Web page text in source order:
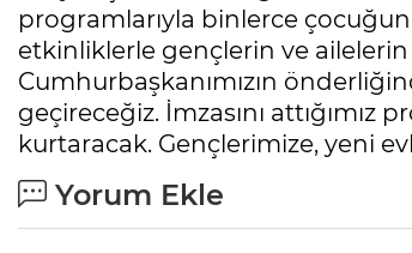
programlarıyla binlerce
etkinliklerle gençlerin ve
Cumhurbaşkanımızın
geçireceğiz. İmzasını
kurtaracak. Gençlerimize, yeni
Yorum Ekle